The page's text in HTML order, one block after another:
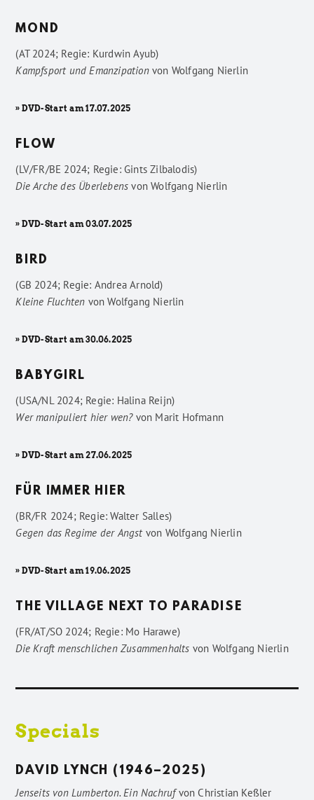
MOND
(AT 2024; Regie: Kurdwin Ayub)
Kampfsport und Emanzipationvon Wolfgang Nierlin
» DVD-Start am 17.07.2025
FLOW
(LV/FR/BE 2024; Regie: Gints Zilbalodis)
Die Arche des Überlebens vonWolfgang Nierlin
» DVD-Start am 03.07.2025
BIRD
(GB 2024; Regie: Andrea Arnold)
Kleine Fluchten vonWolfgang Nierlin
» DVD-Start am 30.06.2025
BABYGIRL
(USA/NL 2024; Regie: Halina Reijn)
Wer manipuliert hier wen?von Marit Hofmann
» DVD-Start am 27.06.2025
FÜR IMMER HIER
(BR/FR 2024; Regie: Walter Salles)
Gegen das Regime der Angstvon Wolfgang Nierlin
» DVD-Start am 19.06.2025
THE VILLAGE NEXT TO PARADISE
(FR/AT/SO 2024; Regie: Mo Harawe)
Die Kraft menschlichen Zusammenhalts von Wolfgang Nierlin
Specials
DAVID LYNCH (1946–2025)
Jenseits von Lumberton. Ein NachrufvonChristian Keßler